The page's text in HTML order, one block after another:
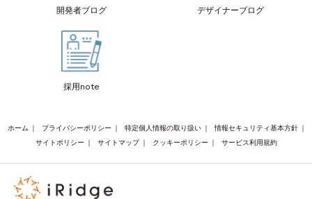
開発者ブログ デザイナーブログ
採用note
ホーム ｜ プライバシーポリシー ｜ 特定個人情報の取り扱い ｜ 情報セキュリティ基本方針 ｜
サイトポリシー
｜ サイトマップ ｜ クッキーポリシー ｜ サービス利用規約